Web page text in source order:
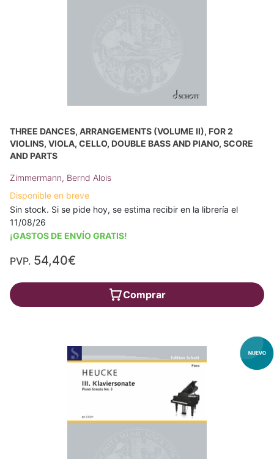
THREE DANCES, ARRANGEMENTS (VOLUME II), FOR 2
VIOLINS, VIOLA, CELLO, DOUBLE BASS AND PIANO, SCORE
AND PARTS
Zimmermann, Bernd Alois
Disponible en breve
Sin stock. Si se pide hoy, se estima recibir en la librería el
11/08/26
¡GASTOS DE ENVÍO GRATIS!
PVP. 54,40€
Comprar